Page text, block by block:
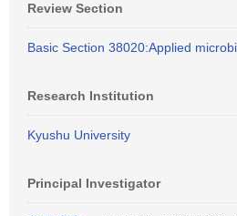
Review Section
Basic Section 38020:Applied
Research Institution
Kyushu University
Principal Investigator